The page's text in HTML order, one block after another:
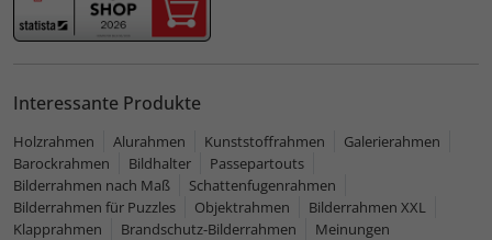
Interessante Produkte
Holzrahmen Alurahmen Kunststoffrahmen
Galerierahmen
Barockrahmen
Bildhalter
Passepartouts
Bilderrahmen nach Maß
Schattenfugenrahmen
Bilderrahmen für Puzzles
Objektrahmen
Bilderrahmen XXL
Klapprahmen
Brandschutz-Bilderrahmen Meinungen